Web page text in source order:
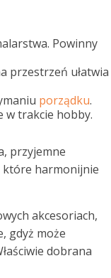
Powinny
przestrzeń ułatwia
porządku.
w trakcie hobby.
przyjemne
które harmonijnie
akcesoriach,
gdyż może
dobrana